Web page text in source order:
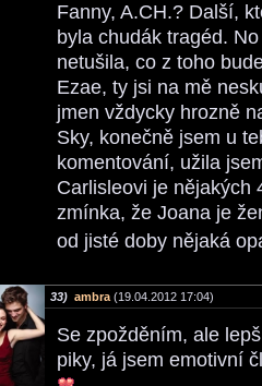
Fanny, A.CH.? Další,
byla chudák tragéd.
netušila, co z toho
Ezae, ty jsi na mě
jmen vždycky hrozně
Sky, konečně jsem u
komentování, užila
Carlisleovi je nějakých
zmínka, že Joana je
od jisté doby nějaká
33) ambra (19.04.2012 17:04)
Se zpožděním, ale
piky, já jsem emotivní